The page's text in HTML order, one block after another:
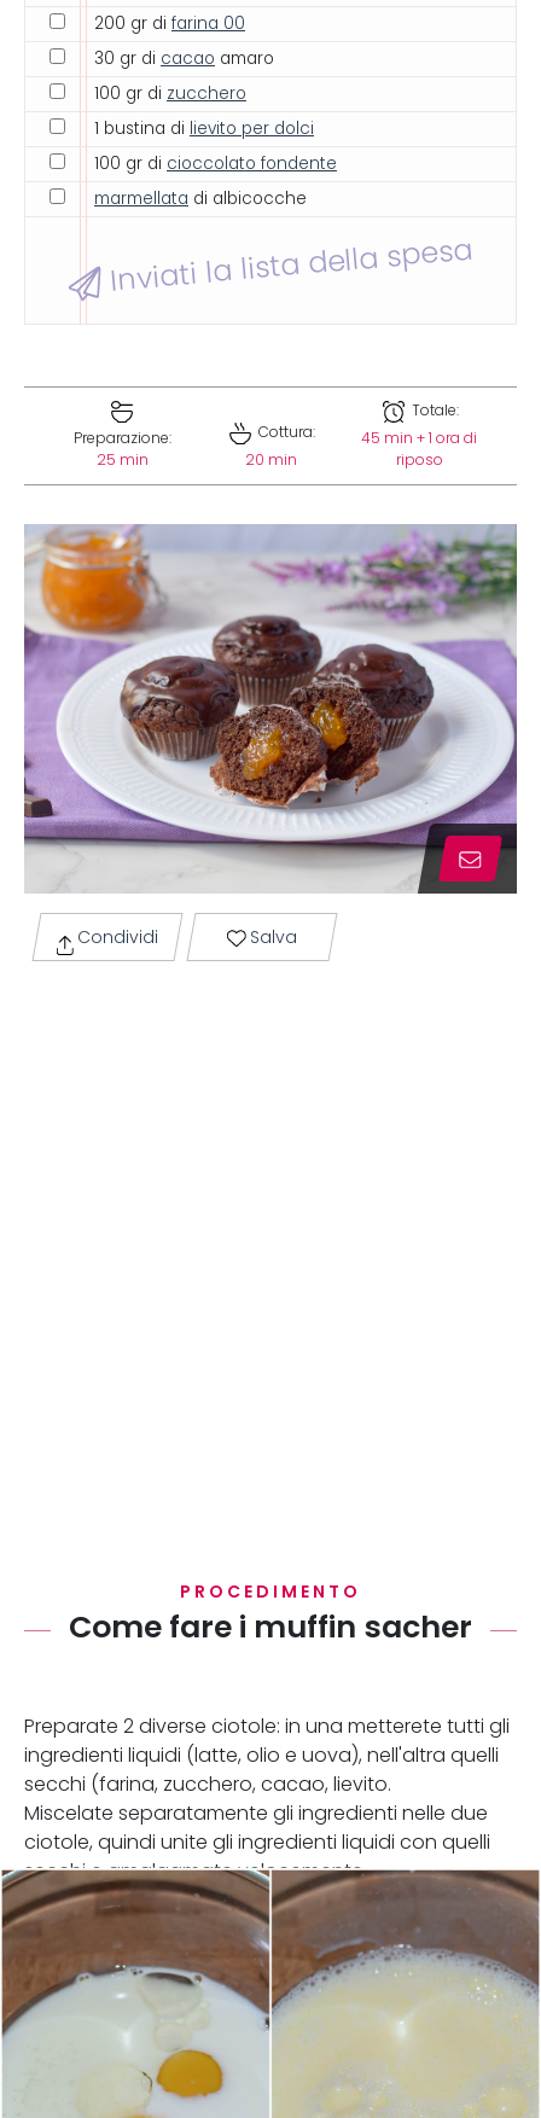
200 gr di farina 00
30 gr di cacao amaro
100 gr di zucchero
1 bustina di lievito per dolci
100 gr di cioccolato fondente
marmellata di albicocche
Inviati la lista della spesa
Preparazione:
25 min
Cottura:
20 min
Totale:
45 min + 1 ora di
riposo
Condividi Salva
PROCEDIMENTO
Come fare i muffin sacher
Preparate 2 diverse ciotole: in una metterete tutti gli
ingredienti liquidi (latte, olio e uova), nell'altra quelli
secchi (farina, zucchero, cacao, lievito.
Miscelate separatamente gli ingredienti nelle due
ciotole, quindi unite gli ingredienti liquidi con quelli
secchi e amalgamate velocemente.